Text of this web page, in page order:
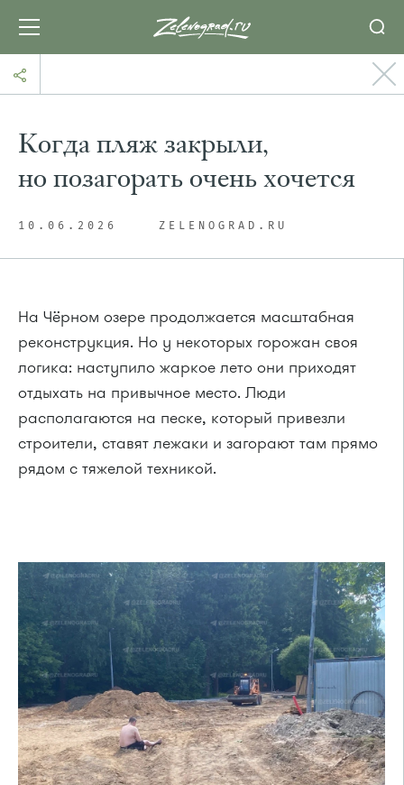
Когда пляж закрыли,
но позагорать очень хочется
10.06.2026 ZELENOGRAD.RU
На Чёрном озере продолжается масштабная
реконструкция. Но у некоторых горожан своя
логика: наступило жаркое лето они приходят
отдыхать на привычное место. Люди
располагаются на песке, который привезли
строители, ставят лежаки и загорают там прямо
рядом с тяжелой техникой.